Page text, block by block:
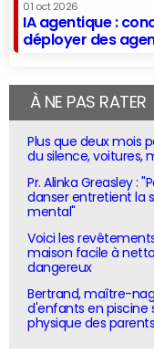
01 oct 2026
IA agentique :
déployer des
À NE PAS RATER
Plus que deux mois
du silence, voitures,
Pr. Alinka Greasley :
danser entretient la
mental"
Voici les
maison facile à
dangereux
Bertrand, maître-
d'enfants en piscine
physique des